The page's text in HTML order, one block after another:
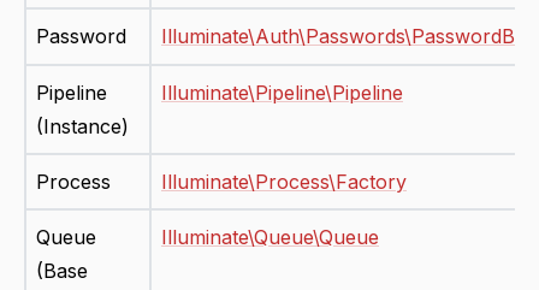
Password
Pipeline
(Instance)
Illuminate\Pipeline\Pipeline
Process Illuminate\Process\Factory
Queue
(Base
Illuminate\Queue\Queue